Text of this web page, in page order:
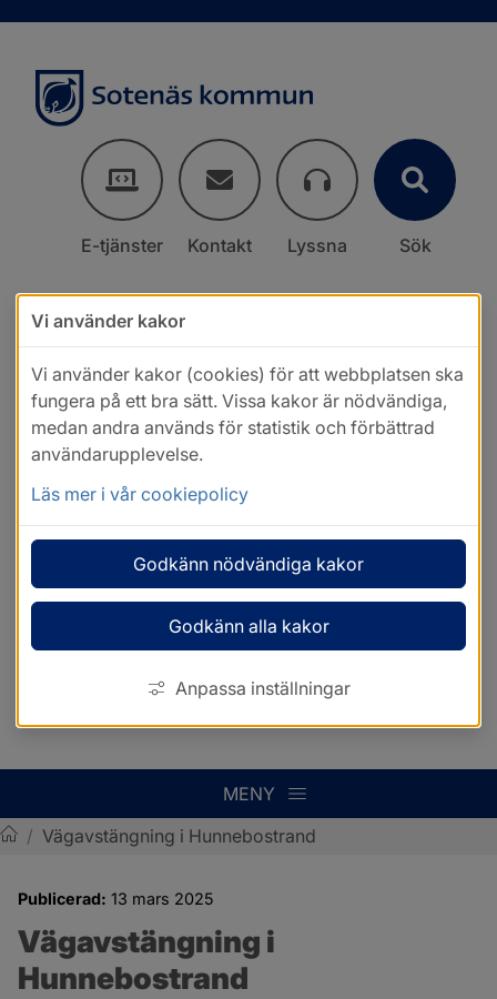
E-tjänster Kontakt Lyssna Sök
MENY
/ Vägavstängning i Hunnebostrand
Publicerad: 13 mars 2025
Vägavstängning i
Hunnebostrand
Vi använder kakor
Vi använder kakor (cookies) för att webbplatsen ska
fungera på ett bra sätt. Vissa kakor är nödvändiga,
medan andra används för statistik och förbättrad
användarupplevelse.
Läs mer i vår cookiepolicy
Godkänn nödvändiga kakor
Godkänn alla kakor
Anpassa inställningar